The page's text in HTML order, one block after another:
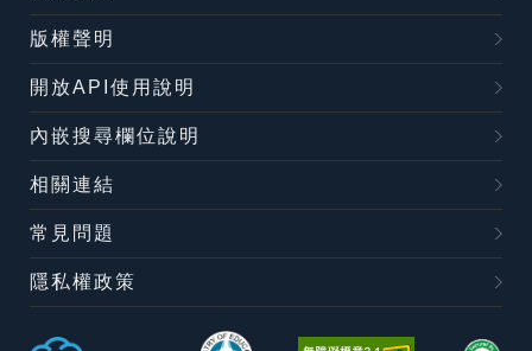
版權聲明
開放API使用說明
內嵌搜尋欄位說明
相關連結
常見問題
隱私權政策